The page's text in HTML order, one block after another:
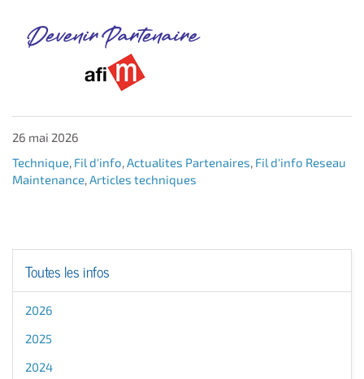
26 mai 2026
Technique Fil d'info Actualites Partenaires Fil d'info Reseau
Maintenance Articles techniques
Toutes les infos
2026
2025
2024